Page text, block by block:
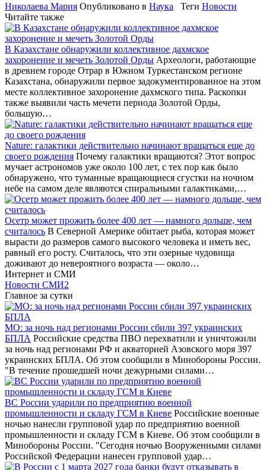
Николаева Мария Опубликовано в Наука Теги Новости
Читайте также
В Казахстане обнаружили коллективное дахмское
захоронение и мечеть Золотой Орды Археологи, работающие
в древнем городе Отрар в Южном Туркестанском регионе
Казахстана, обнаружили первое задокументированное на этом
месте коллективное захоронение дахмского типа. Раскопки
также выявили часть мечети периода Золотой Орды,
большую…
Nature: галактики действительно начинают вращаться еще до
своего рождения Почему галактики вращаются? Этот вопрос
мучает астрономов уже около 100 лет, с тех пор как было
обнаружено, что туманные вращающиеся сгустки на ночном
небе на самом деле являются спиральными галактиками,…
Осетр может прожить более 400 лет — намного дольше, чем
считалось В Северной Америке обитает рыба, которая может
вырасти до размеров самого высокого человека и иметь вес,
равный его росту. Считалось, что эти озерные чудовища
доживают до невероятного возраста — около…
Интернет и СМИ
Новости СМИ2
Главное за сутки
МО: за ночь над регионами России сбили 397 украинских
БПЛА Российские средства ПВО перехватили и уничтожили
за ночь над регионами РФ и акваторией Азовского моря 397
украинских БПЛА. Об этом сообщили в Минобороны России.
"В течение прошедшей ночи дежурными силами…
ВС России ударили по предприятию военной
промышленности и складу ГСМ в Киеве Российские военные
ночью нанесли групповой удар по предприятию военной
промышленности и складу ГСМ в Киеве. Об этом сообщили в
Минобороны России. "Сегодня ночью Вооруженными силами
Российской Федерации нанесен групповой удар…